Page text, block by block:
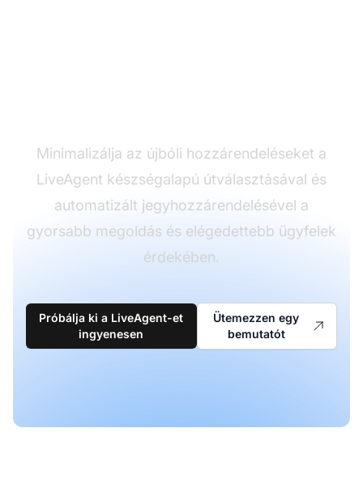
Minimalizálja az újbóli hozzárendeléseket a
LiveAgent készségalapú útválasztásával és
automatizált jegyhozzárendelésével a
gyorsabb megoldás és elégedettebb ügyfelek
érdekében.
Próbálja ki a LiveAgent-et
ingyenesen
Ütemezzen egy
bemutatót